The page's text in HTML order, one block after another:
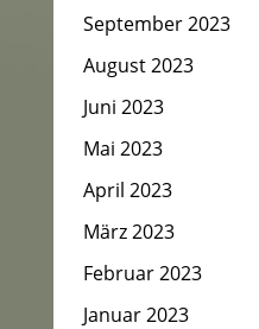
September 2023
August 2023
Juni 2023
Mai 2023
April 2023
März 2023
Februar 2023
Januar 2023